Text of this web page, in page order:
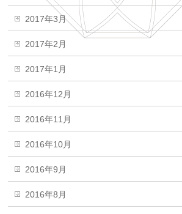
2017年3月
2017年2月
2017年1月
2016年12月
2016年11月
2016年10月
2016年9月
2016年8月